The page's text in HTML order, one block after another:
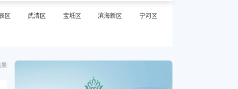
区 武清区 宝坻区 滨海新区 宁河区